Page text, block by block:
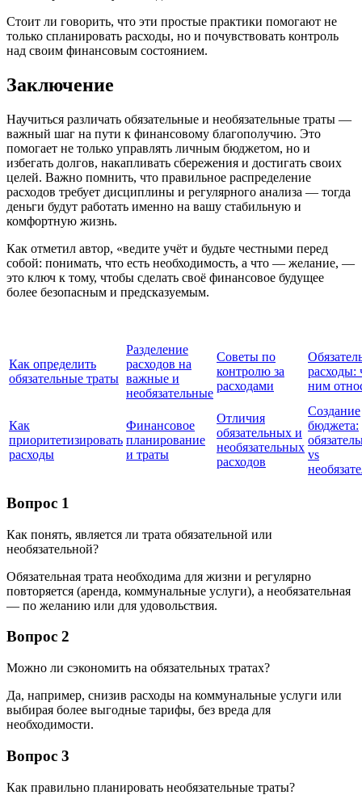
Стоит ли говорить, что эти простые практики помогают не
только спланировать расходы, но и почувствовать контроль
над своим финансовым состоянием.
Заключение
Научиться различать обязательные и необязательные траты —
важный шаг на пути к финансовому благополучию. Это
помогает не только управлять личным бюджетом, но и
избегать долгов, накапливать сбережения и достигать своих
целей. Важно помнить, что правильное распределение
расходов требует дисциплины и регулярного анализа — тогда
деньги будут работать именно на вашу стабильную и
комфортную жизнь.
Как отметил автор, «ведите учёт и будьте честными перед
собой: понимать, что есть необходимость, а что — желание, —
это ключ к тому, чтобы сделать своё финансовое будущее
более безопасным и предсказуемым.
Как определить
обязательные траты
Разделение
расходов на
важные и
необязательные
Советы по
контролю за
расходами
расходы:
ним
Как
приоритетизировать
расходы
Финансовое
планирование
и траты
Отличия
обязательных и
необязательных
расходов
Создание
бюджета:
vs
Вопрос 1
Как понять, является ли трата обязательной или
необязательной?
Обязательная трата необходима для жизни и регулярно
повторяется (аренда, коммунальные услуги), а необязательная
— по желанию или для удовольствия.
Вопрос 2
Можно ли сэкономить на обязательных тратах?
Да, например, снизив расходы на коммунальные услуги или
выбирая более выгодные тарифы, без вреда для
необходимости.
Вопрос 3
Как правильно планировать необязательные траты?